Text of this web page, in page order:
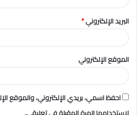
البريد الإلكتروني*
الموقع الإلكتروني
احفظ اسمي، بريدي الإلكتروني، والموقع